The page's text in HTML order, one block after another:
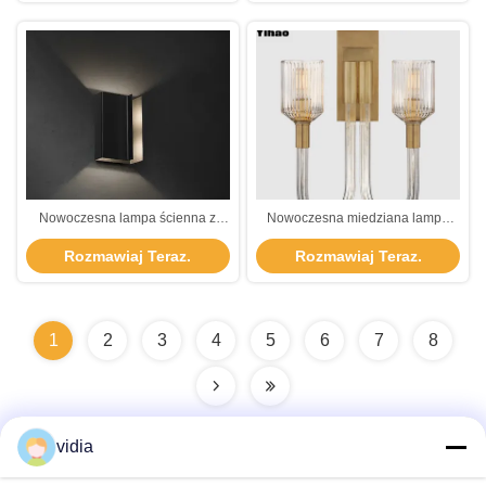
Nowoczesna lampa ścienna z
mosiądzu Yihao z 2700K ciepłym
białym światłem wygaszającym do
użytku wewnątrz i na zewnątrz
Rozmawiaj Teraz.
Nowoczesna miedziana lampa
ścienna z 2700K ciepłym białym
światłem i szklanym cieniem do
salonu i sypialni
Rozmawiaj Teraz.
1 2 3 4 5 6 7 8
vidia